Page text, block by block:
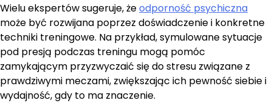
Wielu ekspertów sugeruje, żeodporność psychiczna
może być rozwijana poprzez doświadczenie i konkretne
techniki treningowe. Na przykład, symulowane sytuacje
pod presją podczas treningu mogą pomóc
zamykającym przyzwyczaić się do stresu związane z
prawdziwymi meczami, zwiększając ich pewność siebie i
wydajność, gdy to ma znaczenie.